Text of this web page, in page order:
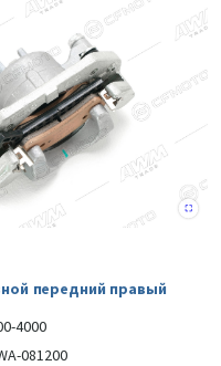
передний правый
4000
081200